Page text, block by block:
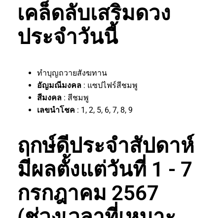
เคล็ดลับเสริมดวง
ประจำวันนี้
ทำบุญถวายสังฆทาน
อัญมณีมงคล : แซปไฟร์สีชมพู
สีมงคล : สีชมพู
เลขนำโชค : 1, 2, 5, 6, 7, 8, 9
ฤกษ์ดีประจำสัปดาห์
มีผลตั้งแต่วันที่ 1 - 7
กรกฎาคม 2567